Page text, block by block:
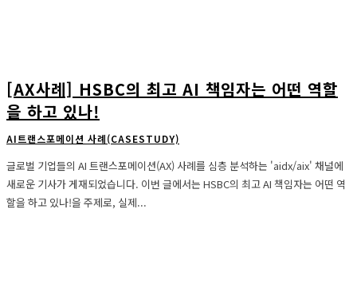
[AX사례] HSBC의 최고 AI 책임자는 어떤 역할
을 하고 있나!
AI트랜스포메이션 사례(CASESTUDY)
글로벌 기업들의 AI 트랜스포메이션(AX) 사례를 심층 분석하는 'aidx/aix' 채널에
새로운 기사가 게재되었습니다. 이번 글에서는 HSBC의 최고 AI 책임자는 어떤 역
할을 하고 있나!을 주제로, 실제...